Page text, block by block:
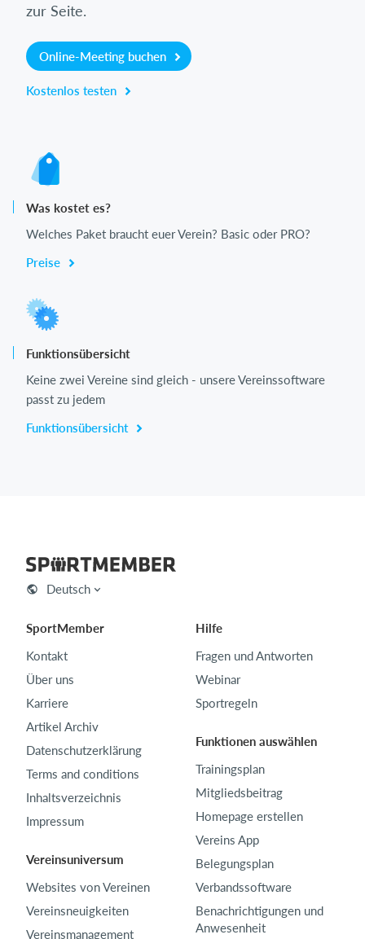
zur Seite.
Online-Meeting buchen
Kostenlos testen
Was kostet es?
Welches Paket braucht euer Verein? Basic oder PRO?
Preise
Funktionsübersicht
Keine zwei Vereine sind gleich - unsere Vereinssoftware
passt zu jedem
Funktionsübersicht
Deutsch
SportMember
Kontakt
Über uns
Karriere
Artikel Archiv
Datenschutzerklärung
Terms and conditions
Inhaltsverzeichnis
Impressum
Vereinsuniversum
Websites von Vereinen
Vereinsneuigkeiten
Vereinsmanagement
Hilfe
Fragen und Antworten
Webinar
Sportregeln
Funktionen auswählen
Trainingsplan
Mitgliedsbeitrag
Homepage erstellen
Vereins App
Belegungsplan
Verbandssoftware
Benachrichtigungen und
Anwesenheit